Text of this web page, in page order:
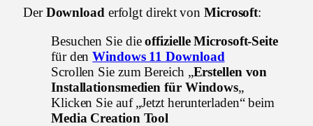
DerDownload erfolgt direkt von Microsoft:
Besuchen Sie dieoffizielle Microsoft-Seite
für denWindows 11 Download
Scrollen Sie zum Bereich „Erstellen von
Installationsmedien für Windows„
Klicken Sie auf „Jetzt herunterladen“ beim
Media Creation Tool